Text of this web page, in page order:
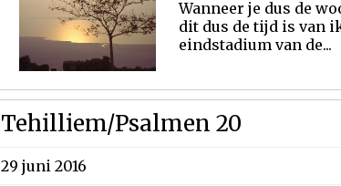
Wanneer je dus de
dit dus de tijd is van
eindstadium van de...
Tehilliem/Psalmen 20
29 juni 2016